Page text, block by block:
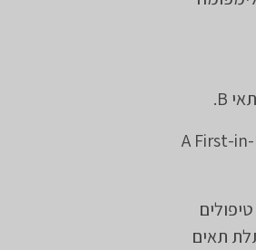
תאים